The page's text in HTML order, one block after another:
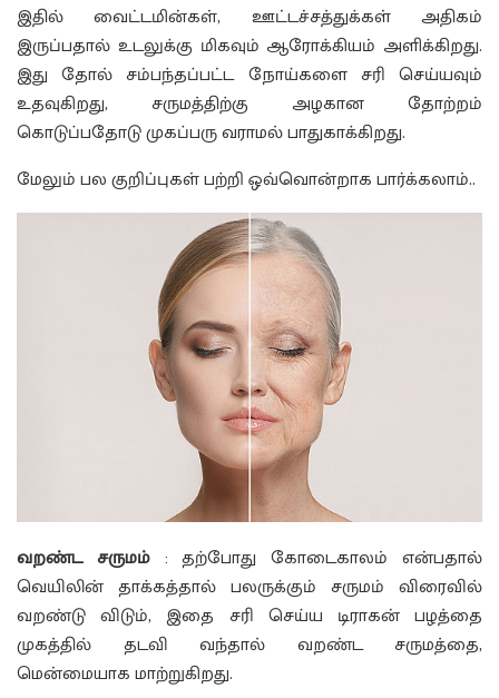
இதில் வைட்டமின்கள், ஊட்டச்சத்துக்கள் அதிகம்
இருப்பதால் உடலுக்கு மிகவும் ஆரோக்கியம் அளிக்கிறது.
இது தோல் சம்பந்தப்பட்ட நோய்களை சரி செய்யவும்
உதவுகிறது, சருமத்திற்கு அழகான தோற்றம்
கொடுப்பதோடு முகப்பரு வராமல் பாதுகாக்கிறது.
மேலும் பல குறிப்புகள் பற்றி ஒவ்வொன்றாக பார்க்கலாம்..
வறண்ட சருமம்: தற்போது கோடைகாலம் என்பதால்
வெயிலின் தாக்கத்தால் பலருக்கும் சருமம் விரைவில்
வறண்டு விடும், இதை சரி செய்ய டிராகன் பழத்தை
முகத்தில் தடவி வந்தால் வறண்ட சருமத்தை,
மென்மையாக மாற்றுகிறது.